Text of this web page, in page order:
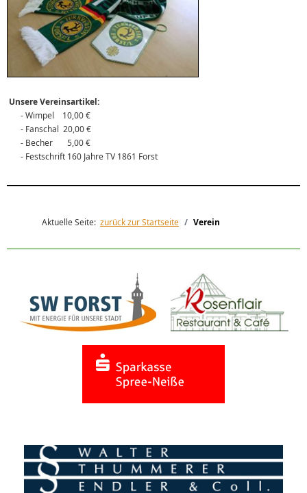
Unsere Vereinsartikel:
- Wimpel 10,00 €
- Fanschal 20,00 €
- Becher 5,00 €
- Festschrift 160 Jahre TV 1861 Forst
Aktuelle Seite: zurück zur Startseite Verein